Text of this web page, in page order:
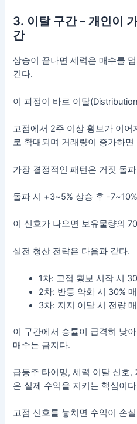
3. 이탈 구간 – 개인이
간
상승이 끝나면 세력은 매수를
긴다.
이 과정이 바로 이탈
고점에서 2주 이상 횡보가 이
로 확대되며 거래량이 증가하면
가장 결정적인 패턴은 거짓 돌
돌파 시 +3~5% 상승 후 -
이 신호가 나오면 보유물량의
실전 청산 전략은 다음과 같다.
1차: 고점 횡보 시작 시
2차: 반등 약화 시 30%
3차: 지지 이탈 시 전량
이 구간에서 승률이 급격히 낮
매수는 금지다.
급등주 타이밍, 세력 이탈 신호,
은 실제 수익을 지키는 핵심이
고점 신호를 놓치면 수익이 손